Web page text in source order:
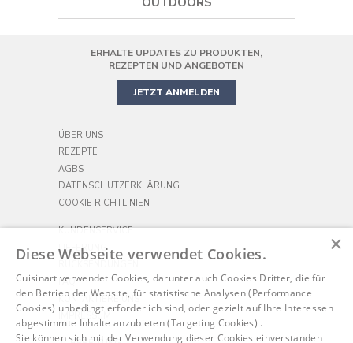
HANDMIXER
PRÄZISIONS-KÜCHENMASCHINE
MINIBACKOFEN
KOCHGESCHIRR
ERHALTE UPDATES ZU PRODUKTEN,
REZEPTEN UND ANGEBOTEN
JETZT ANMELDEN
ÜBER UNS
REZEPTE
AGBS
DATENSCHUTZERKLÄRUNG
COOKIE RICHTLINIEN
KUNDENSERVICE
LIEFERUNG
FAQ
KONTAKTIERE UNS
IMPRESSUM
×
Diese Webseite verwendet Cookies.
Cuisinart verwendet Cookies, darunter auch Cookies Dritter, die für
den Betrieb der Website, für statistische Analysen (Performance
Cookies) unbedingt erforderlich sind, oder gezielt auf Ihre Interessen
abgestimmte Inhalte anzubieten (Targeting Cookies) .
Sie können sich mit der Verwendung dieser Cookies einverstanden